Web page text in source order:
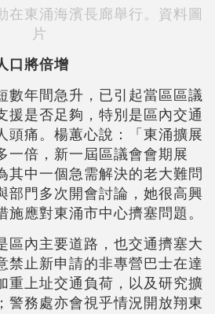
在東涌海濱長廊舉行。資料圖
片
口將倍增
數年間急升，已引起當區區議
援是否足夠，特別是區內交通
頭痛。楊蕙心說：「東涌擴展
一倍，新一屆區議會會期展
其中一個急需解決的老大難問
部門多次開會討論，她很高興
應對東涌市中心擠塞問題。
區內主要道路，也交通擠塞大
禁止新申請的非專營巴士在達
重上址交通負荷，以及研究擴
警務處亦會視乎情況開放翔東